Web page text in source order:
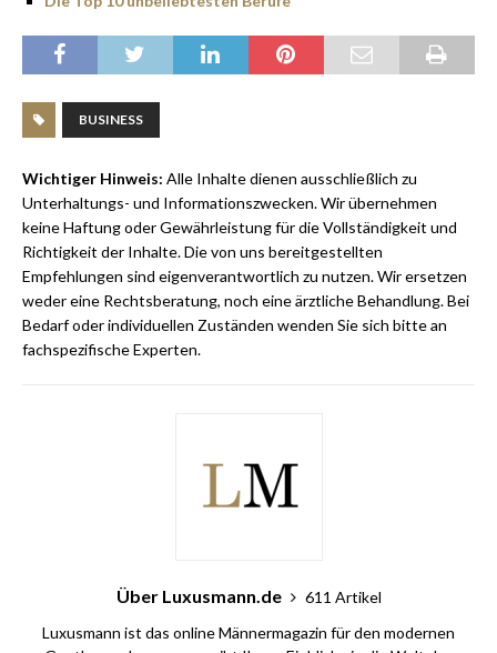
BUSINESS
Wichtiger Hinweis: Alle Inhalte dienen ausschließlich zu
Unterhaltungs- und Informationszwecken. Wir übernehmen
keine Haftung oder Gewährleistung für die Vollständigkeit und
Richtigkeit der Inhalte. Die von uns bereitgestellten
Empfehlungen sind eigenverantwortlich zu nutzen. Wir ersetzen
weder eine Rechtsberatung, noch eine ärztliche Behandlung. Bei
Bedarf oder individuellen Zuständen wenden Sie sich bitte an
fachspezifische Experten.
Über Luxusmann.de
611 Artikel
Luxusmann ist das online Männermagazin für den modernen